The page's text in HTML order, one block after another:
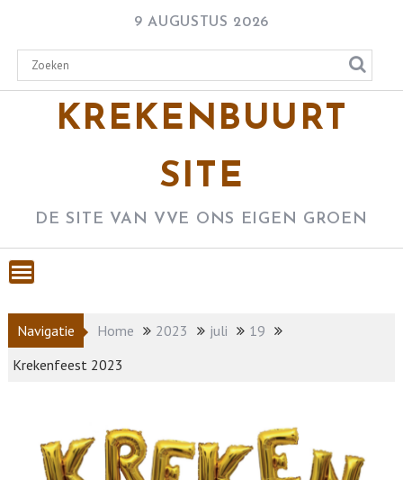
content
9 AUGUSTUS 2026
KREKENBUURT
SITE
DE SITE VAN VVE ONS EIGEN GROEN
Navigatie Home 2023 juli
19
Krekenfeest 2023